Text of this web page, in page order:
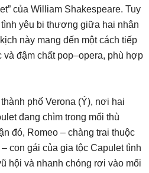
của William Shakespeare. Tuy
yêu bi thương giữa hai nhân
này mang đến một cách tiếp
và đậm chất pop–opera, phù hợp
phố Verona (Ý), nơi hai
đang chìm trong mối thù
đó, Romeo – chàng trai thuộc
con gái của gia tộc Capulet tình
hội và nhanh chóng rơi vào mối